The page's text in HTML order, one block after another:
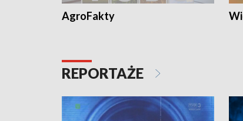
AgroFakty
REPORTAŻE